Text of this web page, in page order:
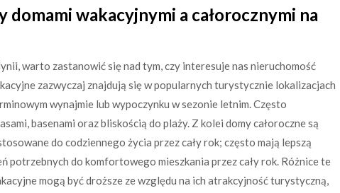
domami wakacyjnymi a całorocznymi na
warto zastanowić się nad tym, czy interesuje nas nieruchomość
zazwyczaj znajdują się w popularnych turystycznie lokalizacjach
wynajmie lub wypoczynku w sezonie letnim. Często
basenami oraz bliskością do plaży. Z kolei domy całoroczne są
do codziennego życia przez cały rok; często mają lepszą
potrzebnych do komfortowego mieszkania przez cały rok. Różnice te
mogą być droższe ze względu na ich atrakcyjność turystyczną,